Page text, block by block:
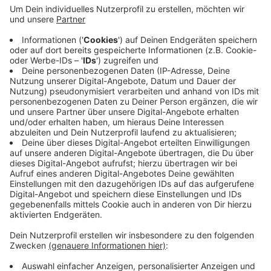
persönlich informiert und bekommt sein Geld
zurück. Die Schließung wirft die Planung der
Bühnen über den Haufen. Das Familienstück "Robin
Hood" ist fertig geprobt, fast so weit ist die
komische Operette "Die Piraten". Andere Stücke,
die noch in Arbeit sind, werden verschoben. Eine
geplante Produktion, die Oper "Drachenreiter"
entfällt ganz.
Veröffentlicht:Mittwoch, 09.12.2020 18:11
Anzeige
Anzeige